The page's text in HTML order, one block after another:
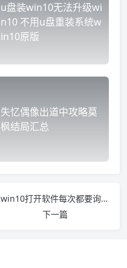
u盘装win10无法升级wi
n10 不用u盘重装系统w
in10原版
失忆偶像出道中攻略莫
枫结局汇总
win10打开软件每次都要询问怎么解决 win10打开软件老是询问
下一篇